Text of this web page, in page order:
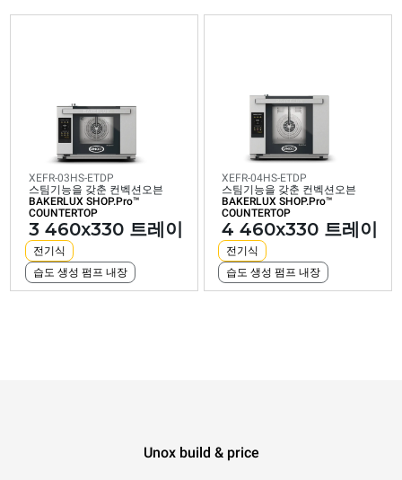
컨벡션오븐
BAKERLUX
SHOP.Pro™
COUNTERTOP
460x330
트레이
전기식
습도 생성 펌프 내장
kWh 소비량: 3.5 kWh/일
CO2 배출량: 0 kg CO2/일
컨벡션오븐
BAKERLUX
SHOP.Pro™
COUNTERTOP
460x330
트레이
전기식
습도 생성 펌프 내장
kWh 소비량: 6.6 kWh/
일
CO2 배출량: 0 kg CO2/
XEFR-03HS-ETDP
스팀기능을 갖춘 컨벡션오븐
BAKERLUX SHOP.Pro™
COUNTERTOP
3 460x330 트레이
전기식
습도 생성 펌프 내장
XEFR-04HS-ETDP
스팀기능을 갖춘 컨벡션오븐
BAKERLUX SHOP.Pro™
COUNTERTOP
4 460x330 트레이
전기식
습도 생성 펌프 내장
Unox build & price